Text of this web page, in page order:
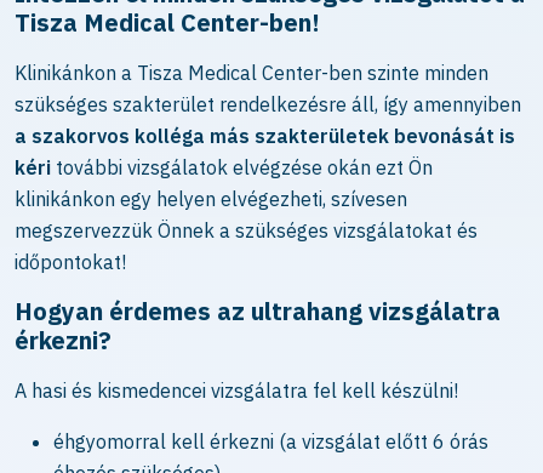
Tisza Medical Center-ben!
Klinikánkon a Tisza Medical Center-ben szinte minden
szükséges szakterület rendelkezésre áll, így amennyiben
a szakorvos kolléga más szakterületek bevonását is
kéri további vizsgálatok elvégzése okán ezt Ön
klinikánkon egy helyen elvégezheti, szívesen
megszervezzük Önnek a szükséges vizsgálatokat és
időpontokat!
Hogyan érdemes az ultrahang vizsgálatra
érkezni?
A hasi és kismedencei vizsgálatra fel kell készülni!
éhgyomorral kell érkezni (a vizsgálat előtt 6 órás